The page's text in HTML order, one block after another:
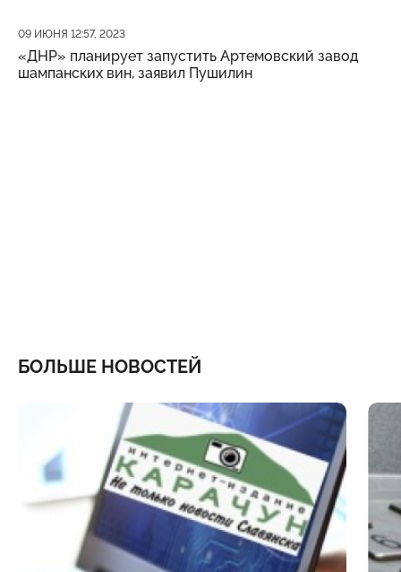
Дата публикации
09 ИЮНЯ 12:57, 2023
«ДНР» планирует запустить Артемовский завод
шампанских вин, заявил Пушилин
БОЛЬШЕ НОВОСТЕЙ